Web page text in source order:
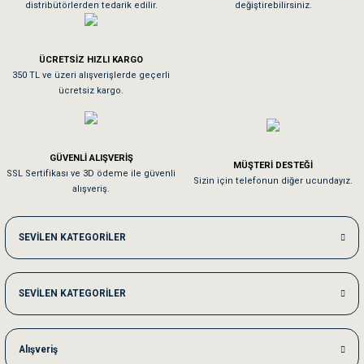
Tavşanım kafesinin kalitesine ve paketlemesine bayıldım
Sa**** On******
Kedilerim beğeniyorlar. Memnunuz. Uygun fiyatta olması iyi.
Me***** Ya******
Akşam verdiğim sipariş bir sonraki gün elime ulaştı. Jack russell köpeğim
Ka***** Ar******
Ufak bir sorun harici sorun olmadı sağolsunlar onuda hemen çözdüler
distribütörlerden tedarik edilir.
değiştirebilirsiniz.
ÜCRETSİZ HIZLI KARGO
350 TL ve üzeri alışverişlerde geçerli
ücretsiz kargo.
GÜVENLİ ALIŞVERİŞ
SSL Sertifikası ve 3D ödeme ile güvenli
alışveriş.
MÜŞTERİ DESTEĞİ
Sizin için telefonun diğer ucundayız.
SEVİLEN KATEGORİLER
SEVİLEN KATEGORİLER
Alışveriş